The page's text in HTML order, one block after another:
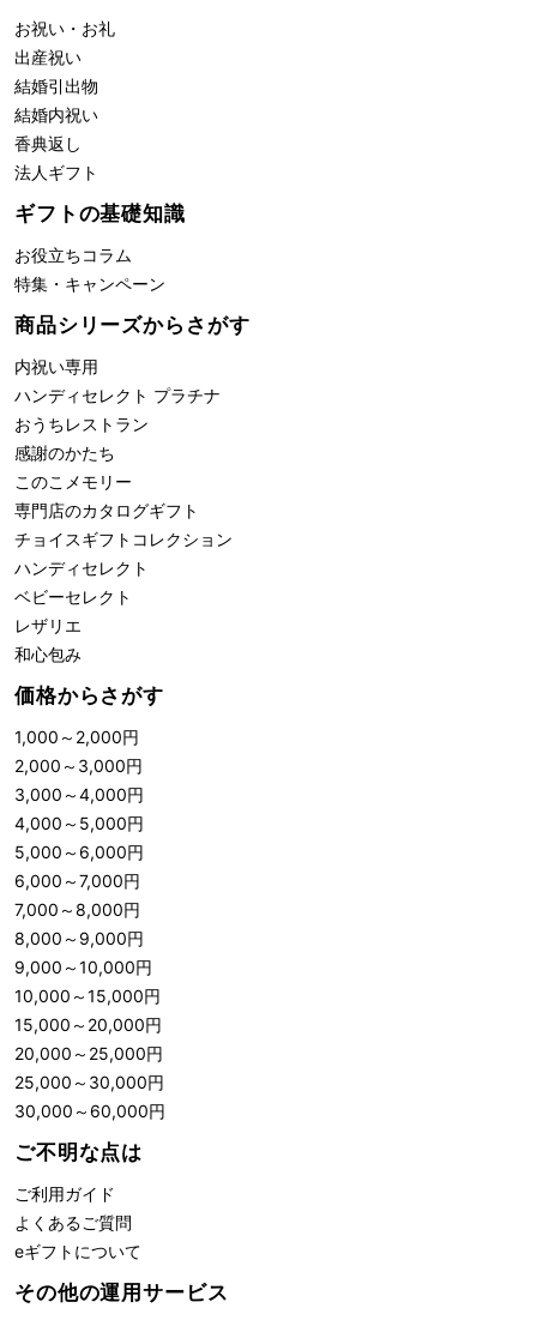
お祝い・お礼
出産祝い
結婚引出物
結婚内祝い
香典返し
法人ギフト
ギフトの基礎知識
お役立ちコラム
特集・キャンペーン
商品シリーズからさがす
内祝い専用
ハンディセレクト プラチナ
おうちレストラン
感謝のかたち
このこメモリー
専門店のカタログギフト
チョイスギフトコレクション
ハンディセレクト
ベビーセレクト
レザリエ
和心包み
価格からさがす
1,000 ～ 2,000円
2,000 ～ 3,000円
3,000 ～4,000円
4,000 ～ 5,000円
5,000 ～ 6,000円
6,000 ～7,000円
7,000 ～8,000円
8,000 ～ 9,000円
9,000 ～10,000円
10,000 ～15,000円
15,000 ～ 20,000円
20,000 ～ 25,000円
25,000 ～ 30,000円
30,000 ～ 60,000円
ご不明な点は
ご利用ガイド
よくあるご質問
eギフトについて
その他の運用サービス